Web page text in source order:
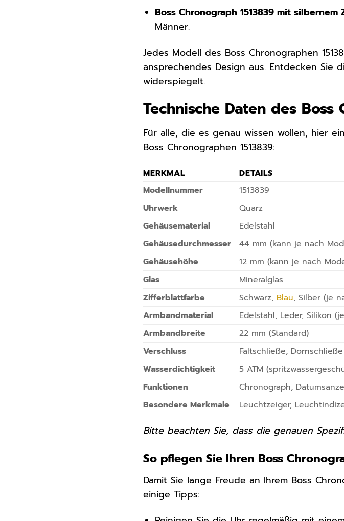
Boss Chronograph 1513839 mit
Männer.
Jedes Modell des Boss Chronographen
ansprechendes Design aus. Entdecken Sie
widerspiegelt.
Technische Daten des Boss
Für alle, die es genau wissen wollen, hier
Boss Chronographen 1513839:
MERKMAL
DETAILS
Modellnummer
1513839
Uhrwerk
Quarz
Gehäusematerial
Edelstahl
Gehäusedurchmesser
44 mm (kann je nach
Gehäusehöhe
12 mm (kann je nach
Glas
Mineralglas
Zifferblattfarbe
Schwarz, Blau, Silber (je
Armbandmaterial
Edelstahl, Leder, Silikon
Armbandbreite
22 mm (Standard)
Verschluss
Faltschließe,
Wasserdichtigkeit
5 ATM
Funktionen
Chronograph,
Besondere Merkmale
Leuchtzeiger,
Bitte beachten Sie, dass die genauen
So pflegen Sie Ihren Boss
Damit Sie lange Freude an Ihrem Boss
einige Tipps: